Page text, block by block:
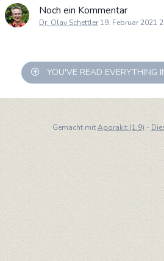
Noch ein Kommentar
Dr. Olav Schettler19. Februar 2021
YOU'VE READ EVERYTHING
Gemacht mitAgorakit (1.9) -